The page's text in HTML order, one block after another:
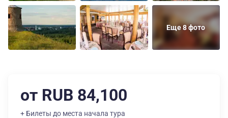
Еще 8 фото
от RUB 84,100
+ Билеты до места начала тура